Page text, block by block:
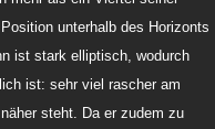
unterhalb des Horizonts
ist stark elliptisch, wodurch
ist: sehr viel rascher am
steht. Da er zudem zu